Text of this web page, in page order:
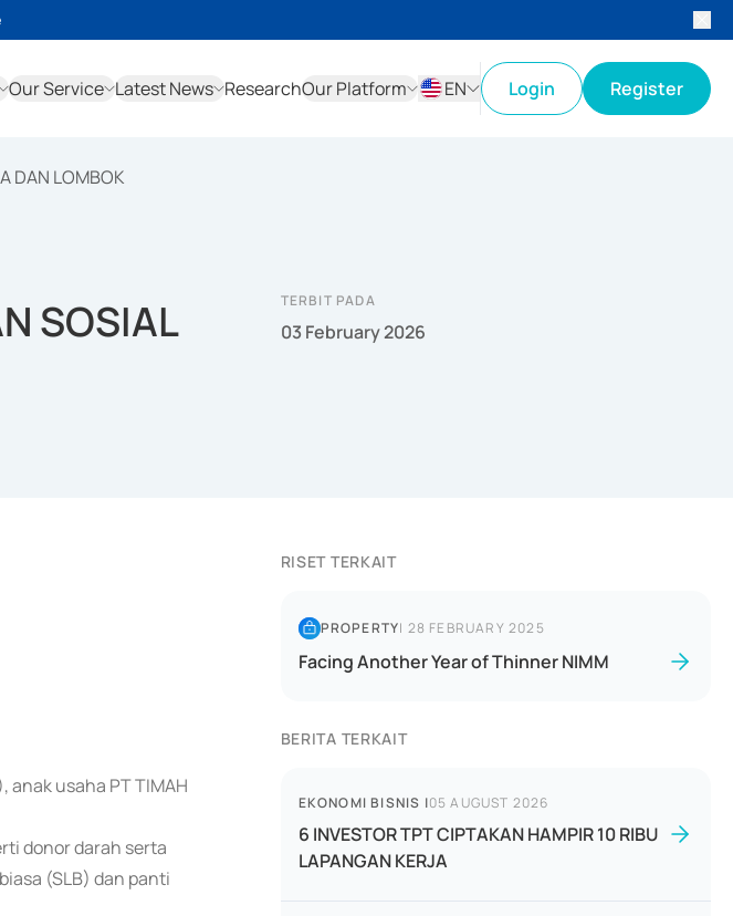
Our Service Latest News ResearchOur Platform
EN
Login Register
DAN LOMBOK
SOSIAL
TERBIT PADA
03 February 2026
anak usaha PT TIMAH
donor darah serta
(SLB) dan panti
RISET TERKAIT
PROPERTY| 28 FEBRUARY 2025
Facing Another Year of Thinner NIMM
BERITA TERKAIT
EKONOMI BISNIS |05 AUGUST 2026
6 INVESTOR TPT CIPTAKAN HAMPIR 10 RIBU
LAPANGAN KERJA